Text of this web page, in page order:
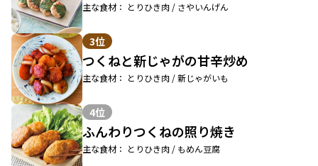
主な食材： とりひき肉 / さやいんげん
3位
つくねと新じゃがの甘辛炒め
主な食材： とりひき肉 / 新じゃがいも
4位
ふんわりつくねの照り焼き
主な食材： とりひき肉 / もめん豆腐